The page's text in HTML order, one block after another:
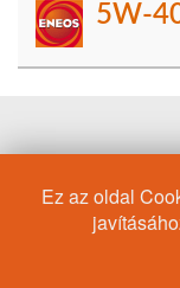
5W-
JASO MA
Česká republika
Ez az oldal